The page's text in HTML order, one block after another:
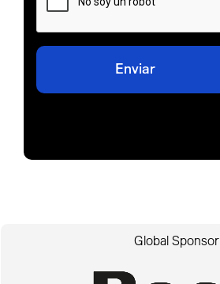
Global Sponsor